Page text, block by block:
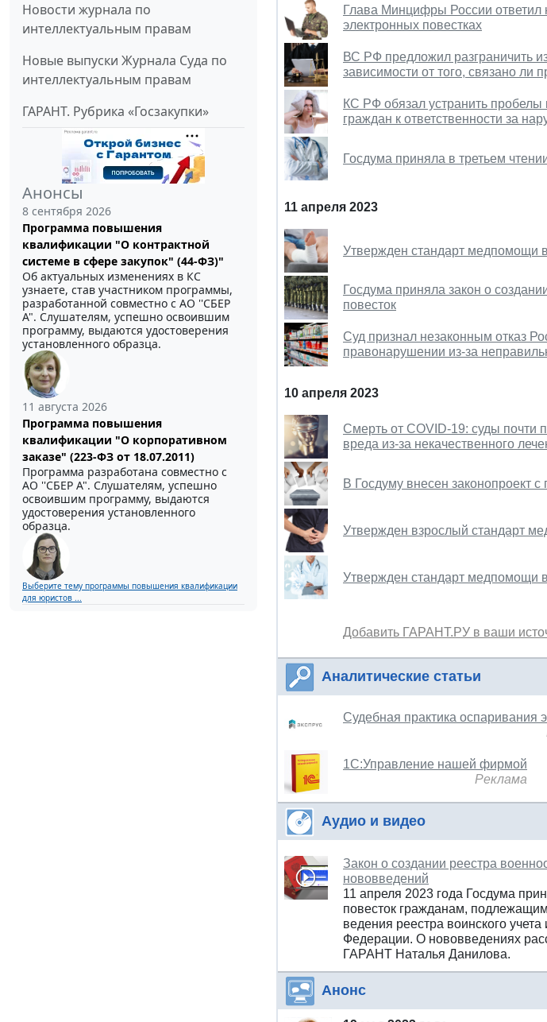
Новости журнала по
интеллектуальным правам
Новые выпуски Журнала Суда по
интеллектуальным правам
ГАРАНТ. Рубрика «Госзакупки»
Анонсы
8 сентября 2026
Программа повышения
квалификации "О контрактной
системе в сфере закупок" (44-ФЗ)"
Об актуальных изменениях в КС
узнаете, став участником программы,
разработанной совместно с АО ''СБЕР
А". Слушателям, успешно освоившим
программу, выдаются удостоверения
установленного образца.
11 августа 2026
Программа повышения
квалификации "О корпоративном
заказе" (223-ФЗ от 18.07.2011)
Программа разработана совместно с
АО ''СБЕР А". Слушателям, успешно
освоившим программу, выдаются
удостоверения установленного
образца.
Выберите тему программы повышения квалификации
для юристов ...
Глава Минцифры России ответил
электронных повестках
ВС РФ предложил разграничить
зависимости от того, связано ли
КС РФ обязал устранить
граждан к ответственности за
Госдума приняла в третьем
11 апреля 2023
Утвержден стандарт медпомощи
Госдума приняла закон о
повесток
Суд признал незаконным отказ
правонарушении из-за
10 апреля 2023
Смерть от COVID-19: суды почти
вреда из-за некачественного
В Госдуму внесен законопроект
Утвержден взрослый стандарт
Утвержден стандарт медпомощи
Добавить ГАРАНТ.РУ в ваши
Аналитические статьи
Судебная практика оспаривания
1С:Управление нашей фирмой
Реклама
Аудио и видео
Закон о создании реестра
нововведений
11 апреля 2023 года Госдума
повесток гражданам,
ведения реестра воинского
Федерации. О нововведениях
ГАРАНТ Наталья Данилова.
Анонс